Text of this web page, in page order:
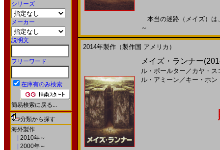
シリーズ
メーカー
説明文
フリーワード
在庫有のみ検索
簡易検索に戻る...
分類から探す
海外製作
2010年～
2000年～
本当の迷路（メイズ）
～
2014年製作（製作国 アメリカ）
メイズ・ランナー
ル・ポールター ／ カヤ・ス
ル・アミーン ／ キー・ホン